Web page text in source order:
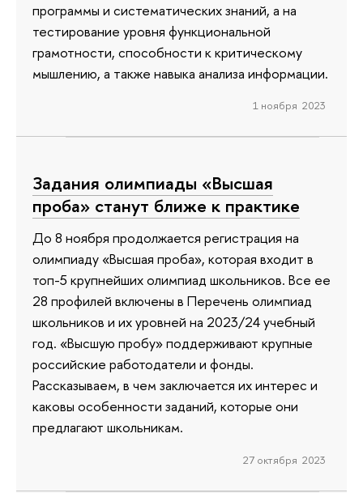
программы и систематических знаний, а на
тестирование уровня функциональной
грамотности, способности к критическому
мышлению, а также навыка анализа информации.
1 ноября 2023
Задания олимпиады «Высшая
проба» станут ближе к практике
До 8 ноября продолжается регистрация на
олимпиаду «Высшая проба», которая входит в
топ-5 крупнейших олимпиад школьников. Все ее
28 профилей включены в Перечень олимпиад
школьников и их уровней на 2023/24 учебный
год. «Высшую пробу» поддерживают крупные
российские работодатели и фонды.
Рассказываем, в чем заключается их интерес и
каковы особенности заданий, которые они
предлагают школьникам.
27 октября 2023